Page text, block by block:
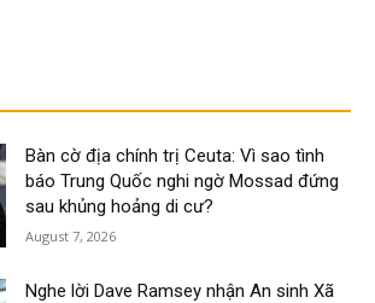
Bàn cờ địa chính trị Ceuta: Vì sao tình
báo Trung Quốc nghi ngờ Mossad đứng
sau khủng hoảng di cư?
August 7, 2026
Nghe lời Dave Ramsey nhận An sinh Xã